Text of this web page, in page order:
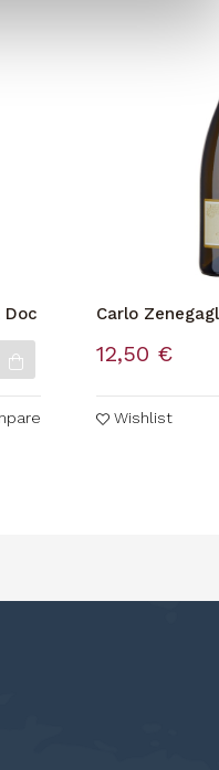
Doc
Carlo
12,50 €
Wishlist